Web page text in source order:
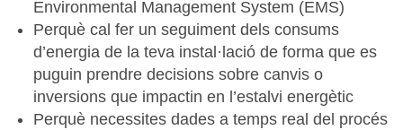
Environmental Management System (EMS)
Perquè cal fer un seguiment dels consums
d’energia de la teva instal·lació de forma que es
puguin prendre decisions sobre canvis o
inversions que impactin en l’estalvi energètic
Perquè necessites dades a temps real del procés